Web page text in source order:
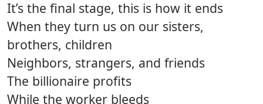
It’s the final stage, this is how it ends
When they turn us on our sisters,
brothers, children
Neighbors, strangers, and friends
The billionaire profits
While the worker bleeds